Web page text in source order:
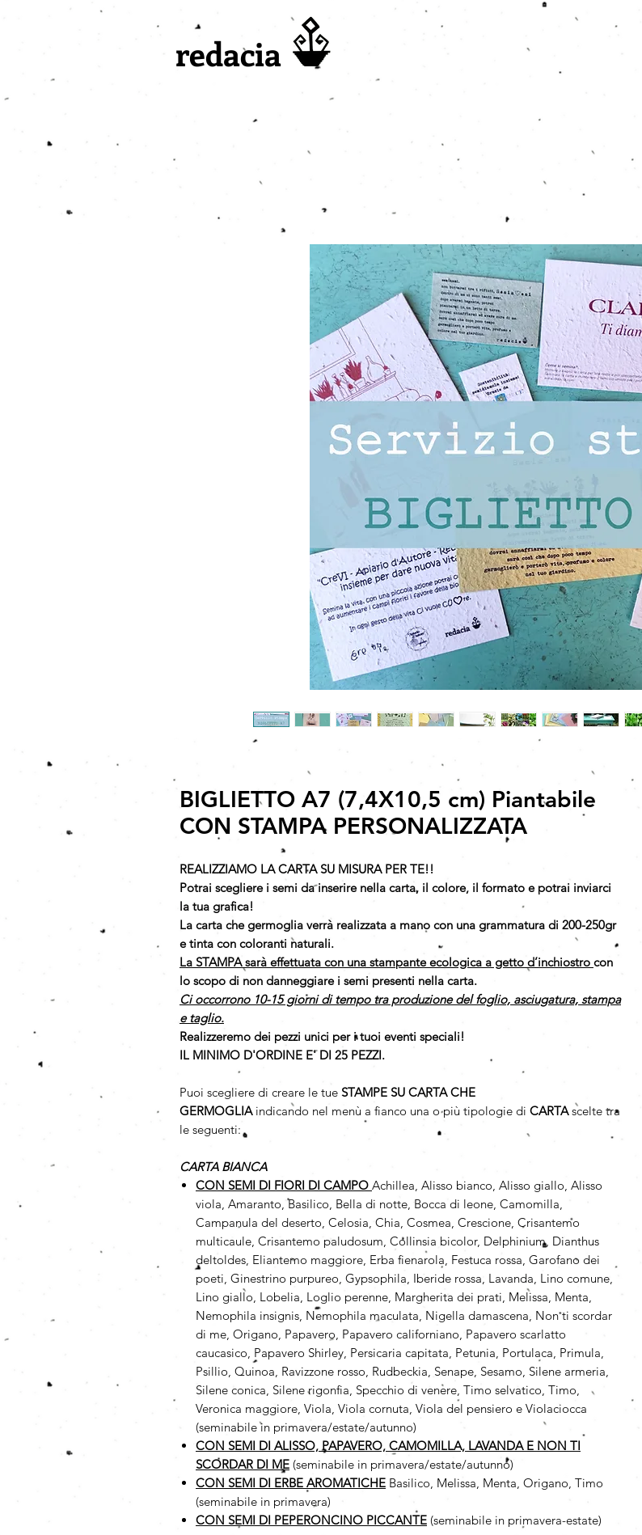
redacia
BIGLIETTO A7 (7,4X10,5 cm) Piantabile
CON STAMPA PERSONALIZZATA
REALIZZIAMO LA CARTA SU MISURA PER TE!!
Potrai scegliere i semi da inserire nella carta, il colore, il formato e potrai inviarci
la tua grafica!
La carta che germoglia verrà realizzata a mano con una grammatura di 200-250gr
e tinta con coloranti naturali.
La STAMPA sarà effettuata con una stampante ecologica a getto d’inchiostro con
lo scopo di non danneggiare i semi presenti nella carta.
Ci occorrono 10-15 giorni di tempo tra produzione del foglio, asciugatura, stampa
e taglio.
Realizzeremo dei pezzi unici per i tuoi eventi speciali!
IL MINIMO D'ORDINE E' DI 25 PEZZI.
Puoi scegliere di creare le tue STAMPE SU CARTA CHE
GERMOGLIAindicando nel menù a fianco una o più tipologie di CARTAscelte tra
le seguenti:
CARTA BIANCA
CON SEMI DI FIORI DI CAMPO Achillea, Alisso bianco, Alisso giallo, Alisso
viola, Amaranto, Basilico, Bella di notte, Bocca di leone, Camomilla,
Campanula del deserto, Celosia, Chia, Cosmea, Crescione, Crisantemo
multicaule, Crisantemo paludosum, Collinsia bicolor, Delphinium, Dianthus
deltoldes, Eliantemo maggiore, Erba fienarola, Festuca rossa, Garofano dei
poeti, Ginestrino purpureo, Gypsophila, Iberide rossa, Lavanda, Lino comune,
Lino giallo, Lobelia, Loglio perenne, Margherita dei prati, Melissa, Menta,
Nemophila insignis, Nemophila maculata, Nigella damascena, Non ti scordar
di me, Origano, Papavero, Papavero californiano, Papavero scarlatto
caucasico, Papavero Shirley, Persicaria capitata, Petunia, Portulaca, Primula,
Psillio, Quinoa, Ravizzone rosso, Rudbeckia, Senape, Sesamo, Silene armeria,
Silene conica, Silene rigonfia, Specchio di venere, Timo selvatico, Timo,
Veronica maggiore, Viola, Viola cornuta, Viola del pensiero e Violaciocca
(seminabile in primavera/estate/autunno)
CON SEMI DI ALISSO, PAPAVERO, CAMOMILLA, LAVANDA E NON TI
SCORDAR DI ME (seminabile in primavera/estate/autunno)
CON SEMI DI ERBE AROMATICHE Basilico, Melissa, Menta, Origano, Timo
(seminabile in primavera)
CON SEMI DI PEPERONCINO PICCANTE (seminabile in primavera-estate)